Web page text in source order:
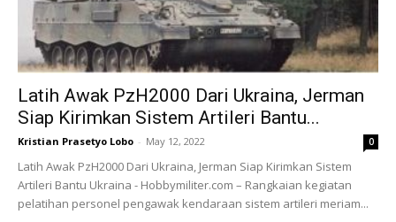
Latih Awak PzH2000 Dari Ukraina, Jerman
Siap Kirimkan Sistem Artileri Bantu...
Kristian Prasetyo Lobo - May 12, 2022 0
Latih Awak PzH2000 Dari Ukraina, Jerman Siap Kirimkan Sistem
Artileri Bantu Ukraina - Hobbymiliter.com – Rangkaian kegiatan
pelatihan personel pengawak kendaraan sistem artileri meriam...